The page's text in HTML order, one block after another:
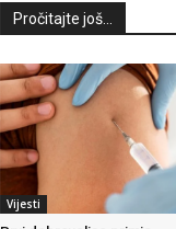
Pročitajte još...
Vijesti